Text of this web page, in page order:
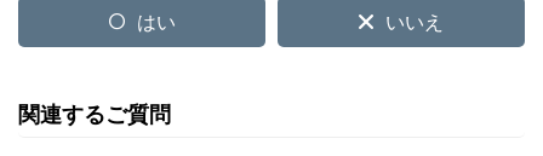
はい いいえ
関連するご質問